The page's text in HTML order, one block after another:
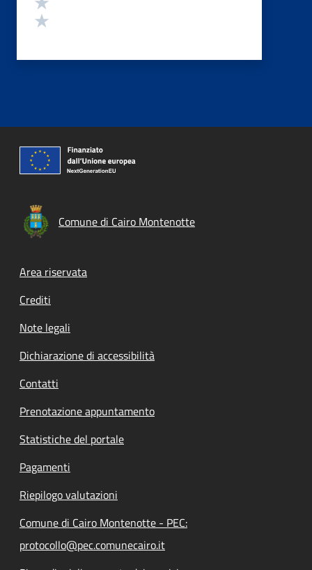
Comune di Cairo Montenotte
Footer menu
Area riservata
Crediti
Note legali
Dichiarazione di accessibilità
Contatti
Prenotazione appuntamento
Statistiche del portale
Pagamenti
Riepilogo valutazioni
Comune di Cairo Montenotte - PEC:
protocollo@pec.comunecairo.it